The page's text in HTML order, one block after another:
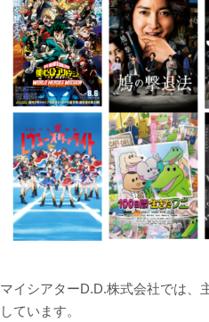
マイシアターD.D.株式会社では、
しています。